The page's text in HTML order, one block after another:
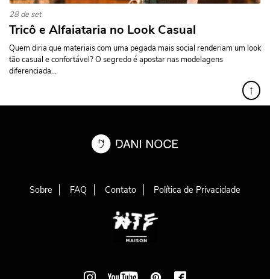
28 de set
Tricô e Alfaiataria no Look Casual
Quem diria que materiais com uma pegada mais social renderiam um look
tão casual e confortável? O segredo é apostar nas modelagens
diferenciada...
↑
Sobre FAQ Contato Política de Privacidade